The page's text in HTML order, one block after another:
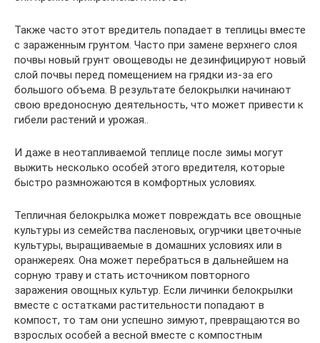
Также часто этот вредитель попадает в теплицы вместе
с зараженным грунтом. Часто при замене верхнего слоя
почвы новый грунт овощеводы не дезинфицируют новый
слой почвы перед помещением на грядки из-за его
большого объема. В результате белокрылки начинают
свою вредоносную деятельность, что может привести к
гибели растений и урожая..
И даже в неотапливаемой теплице после зимы могут
выжить несколько особей этого вредителя, которые
быстро размножаются в комфортных условиях.
Тепличная белокрылка может повреждать все овощные
культуры из семейства пасленовых, огурчики цветочные
культуры, выращиваемые в домашних условиях или в
оранжереях. Она может перебраться в дальнейшем на
сорную траву и стать источником повторного
заражения овощных культур. Если личинки белокрылки
вместе с остатками растительности попадают в
компост, то там они успешно зимуют, превращаются во
взрослых особей а весной вместе с компостным